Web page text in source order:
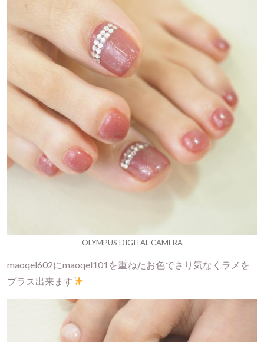
OLYMPUS DIGITAL CAMERA
maoqel602にmaoqel101を重ねたお色でさり気なくラメを
プラス出来ます